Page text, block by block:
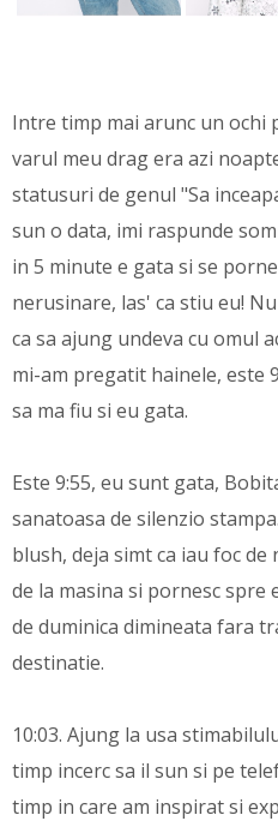
Intre timp mai arunc un ochi
varul meu drag era azi
statusuri de genul "Sa
sun o data, imi raspunde
in 5 minute e gata si se
nerusinare, las' ca stiu eu!
ca sa ajung undeva cu omul
mi-am pregatit hainele, este
sa ma fiu si eu gata.
Este 9:55, eu sunt gata,
sanatoasa de silenzio
blush, deja simt ca iau foc
de la masina si pornesc spre
de duminica dimineata fara
destinatie.
10:03. Ajung la usa
timp incerc sa il sun si pe
timp in care am inspirat si